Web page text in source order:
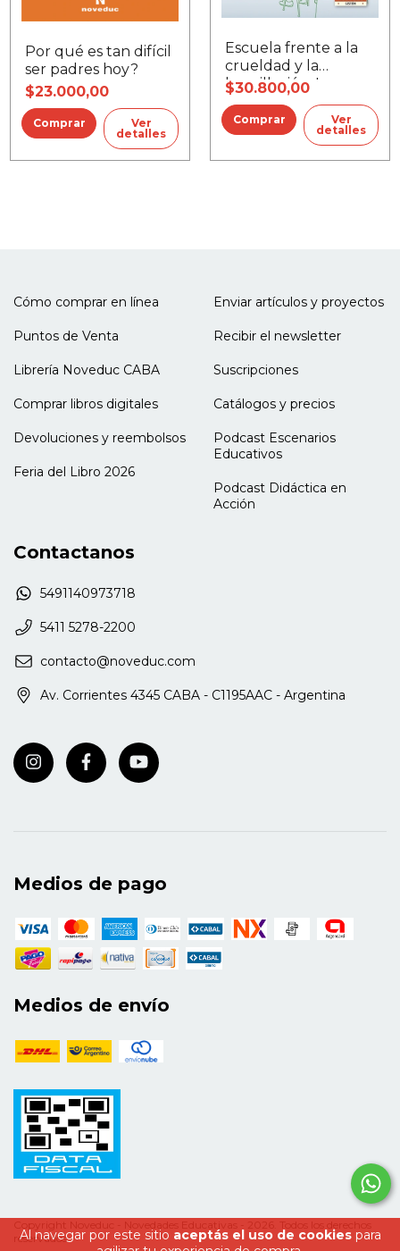
Al navegar por este sitio aceptás el uso de cookiespara
Por qué es tan difícil
ser padres hoy?
$23.000,00
Ver
detalles
Escuela frente a la
crueldad y la
humillación, La
$30.800,00
Ver
detalles
Cómo comprar en línea
Puntos de Venta
Librería Noveduc CABA
Comprar libros digitales
Devoluciones y reembolsos
Feria del Libro 2026
Enviar artículos y proyectos
Recibir el newsletter
Suscripciones
Catálogos y precios
Podcast Escenarios
Educativos
Podcast Didáctica en
Acción
Contactanos
5491140973718
5411 5278-2200
contacto@noveduc.com
Av. Corrientes 4345 CABA - C1195AAC - Argentina
Medios de pago
Medios de envío
Copyright Noveduc - Novedades Educativas - 2026. Todos los derechos
reservados.